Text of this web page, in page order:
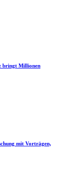
bringt Millionen
mit Vorträgen,